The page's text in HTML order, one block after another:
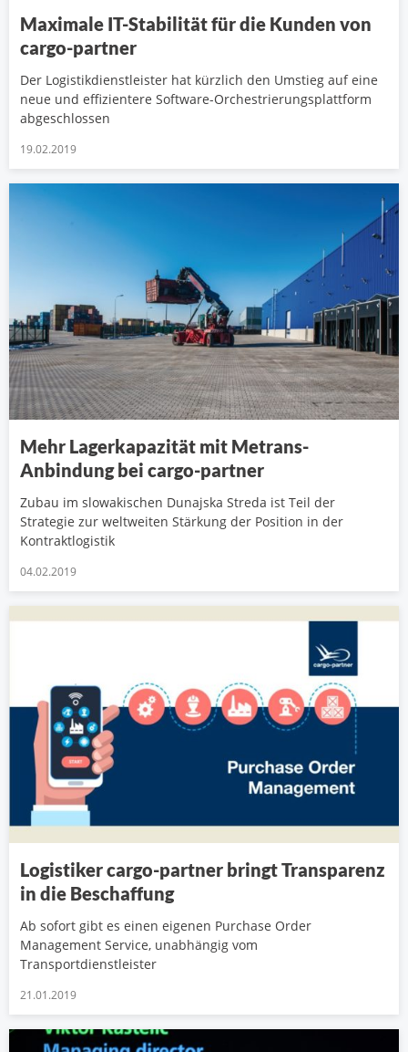
Maximale IT-Stabilität für die Kunden von
cargo-partner
Der Logistikdienstleister hat kürzlich den Umstieg auf eine
neue und effizientere Software-Orchestrierungsplattform
abgeschlossen
19.02.2019
Mehr Lagerkapazität mit Metrans-
Anbindung bei cargo-partner
Zubau im slowakischen Dunajska Streda ist Teil der
Strategie zur weltweiten Stärkung der Position in der
Kontraktlogistik
04.02.2019
Logistiker cargo-partner bringt Transparenz
in die Beschaffung
Ab sofort gibt es einen eigenen Purchase Order
Management Service, unabhängig vom
Transportdienstleister
21.01.2019